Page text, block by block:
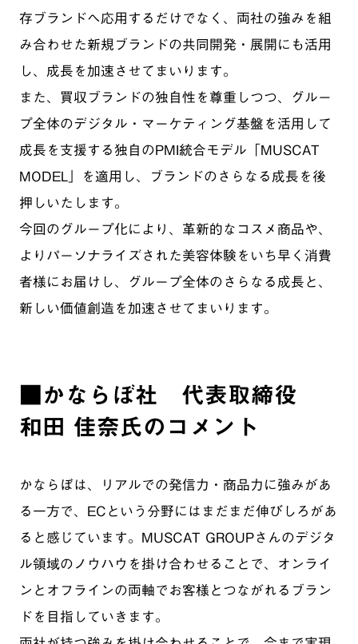
存ブランドへ応用するだけでなく、両社の強みを組
み合わせた新規ブランドの共同開発・展開にも活用
し、成長を加速させてまいります。
また、買収ブランドの独自性を尊重しつつ、グルー
プ全体のデジタル・マーケティング基盤を活用して
成長を支援する独自のPMI統合モデル「MUSCAT
MODEL」を適用し、ブランドのさらなる成長を後
押しいたします。
今回のグループ化により、革新的なコスメ商品や、
よりパーソナライズされた美容体験をいち早く消費
者様にお届けし、グループ全体のさらなる成長と、
新しい価値創造を加速させてまいります。
■かならぼ社 代表取締役
和田 佳奈氏のコメント
かならぼは、リアルでの発信力・商品力に強みがあ
る一方で、ECという分野にはまだまだ伸びしろがあ
ると感じています。MUSCAT GROUPさんのデジタ
ル領域のノウハウを掛け合わせることで、オンライ
ンとオフラインの両軸でお客様とつながれるブラン
ドを目指していきます。